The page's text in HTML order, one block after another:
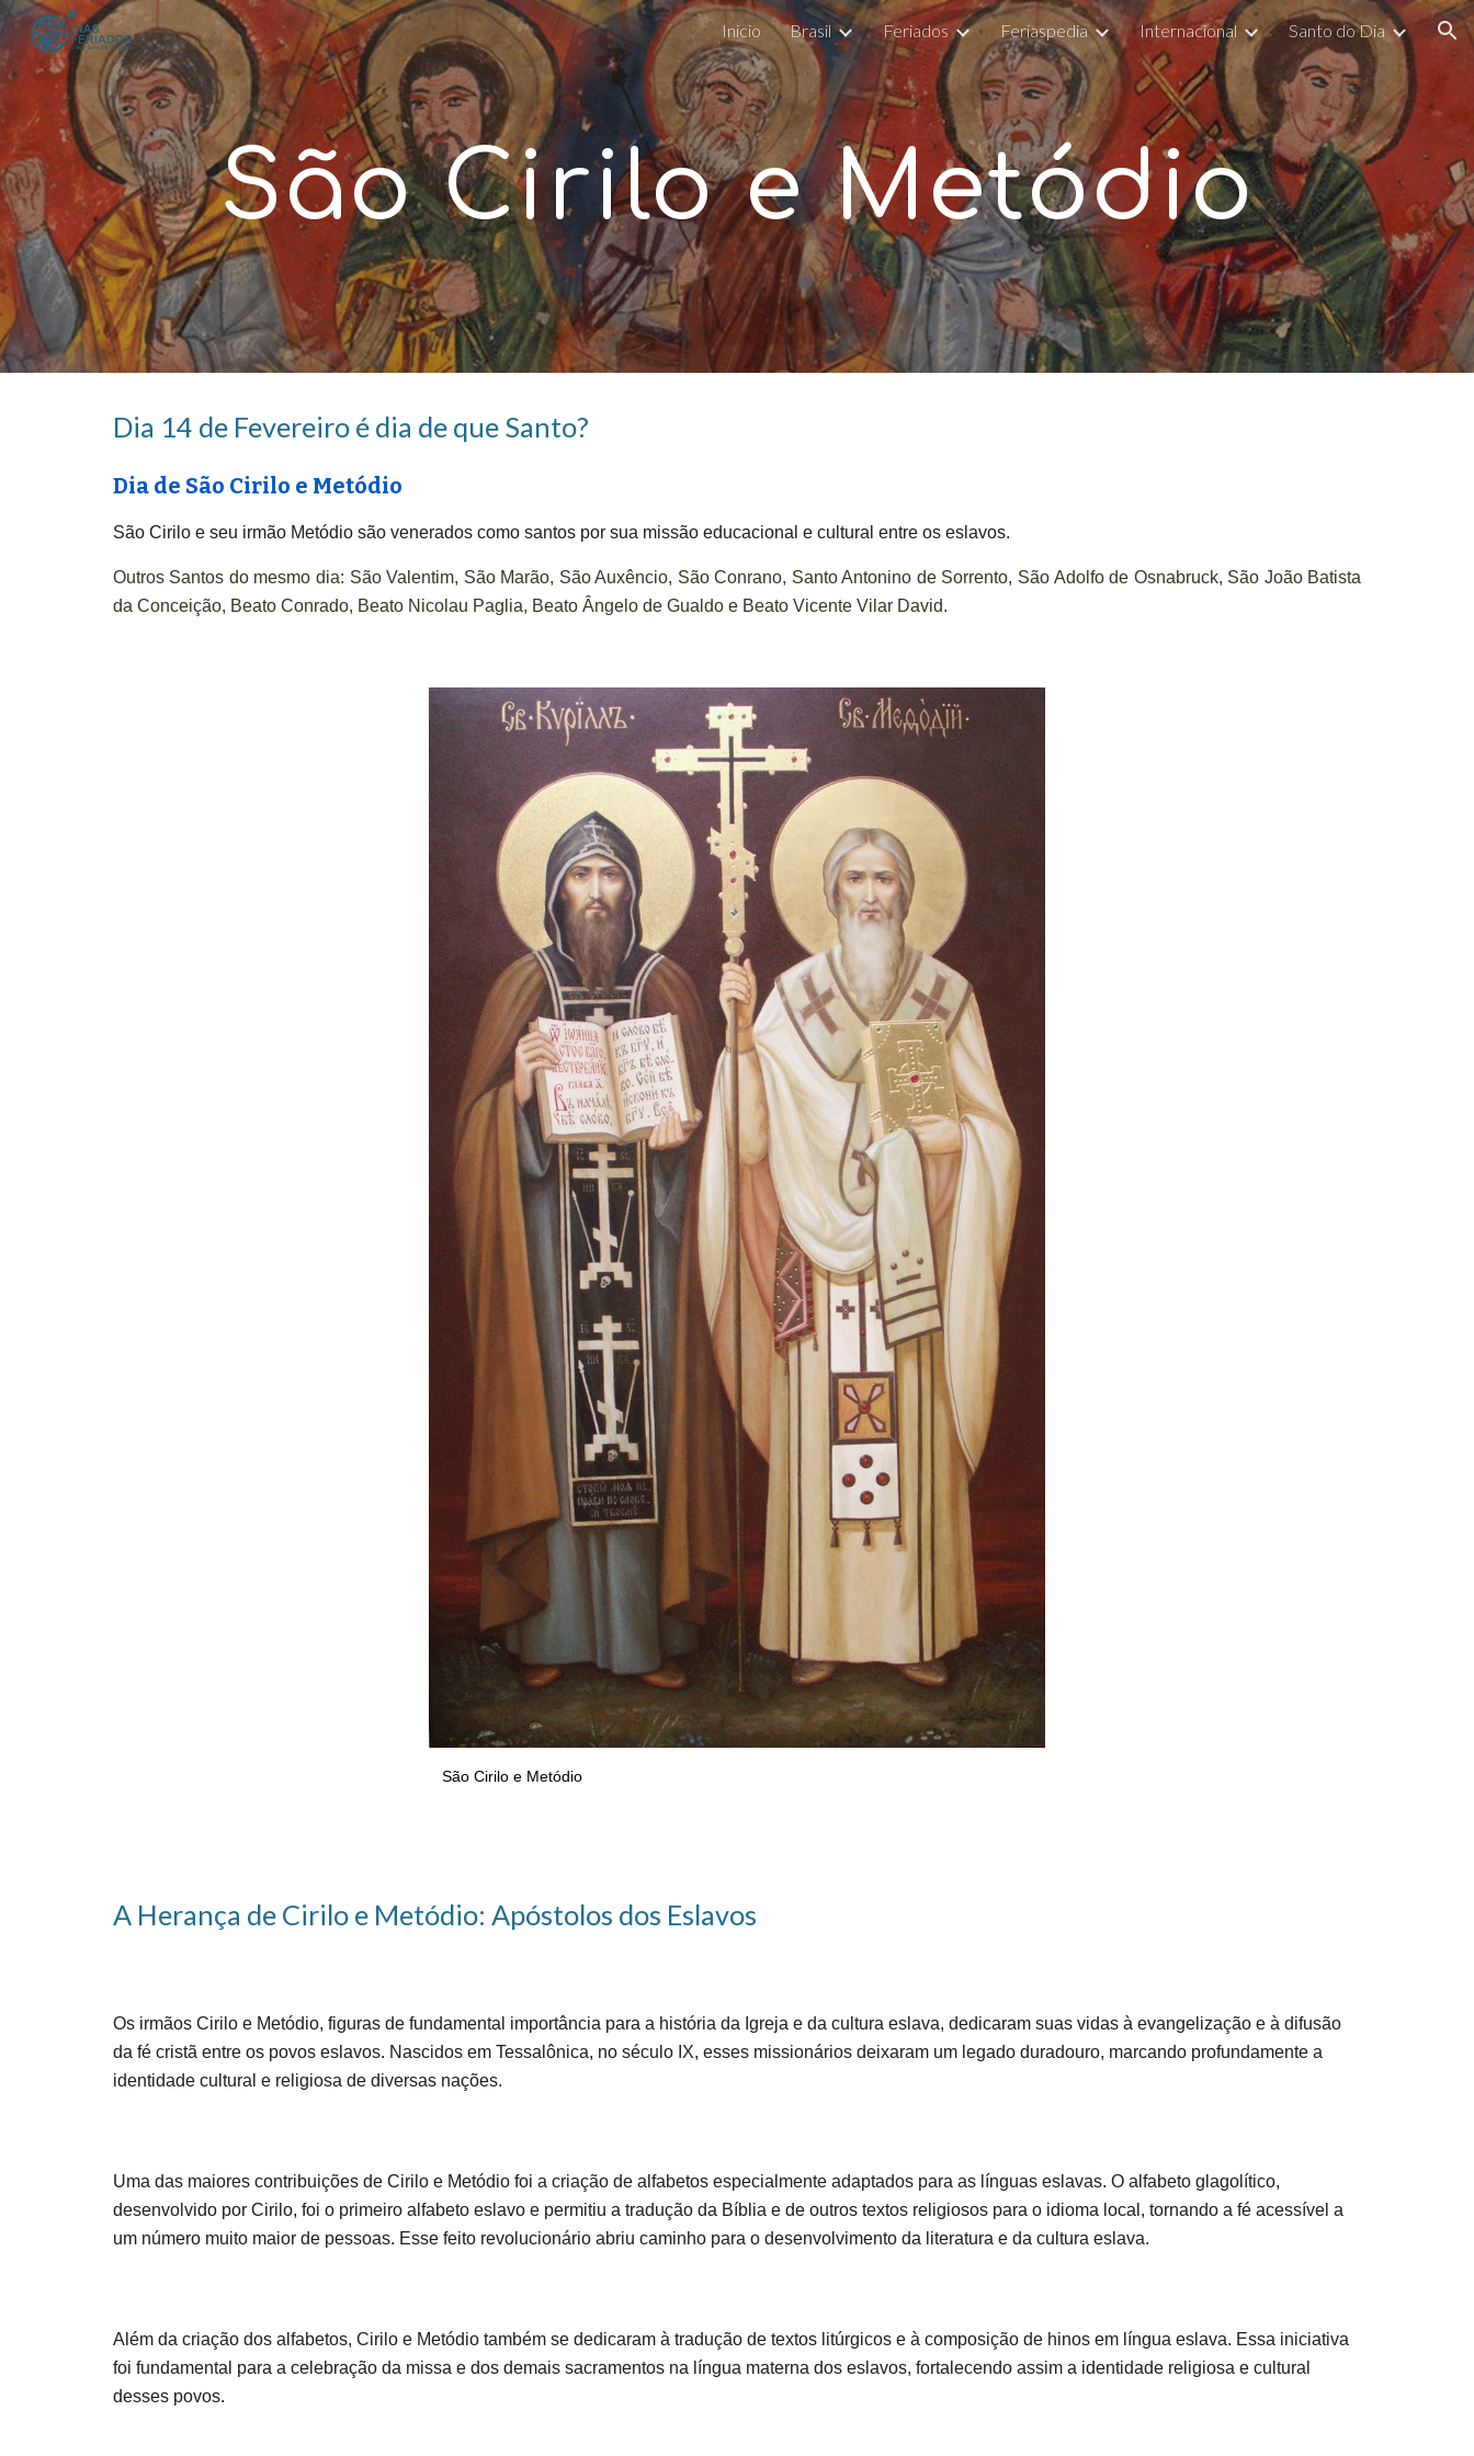
Skip to main content Skip to navigation
Inicio Brasil Feriados Feriaspedia Internacional Santo do Dia
São Cirilo e Metódio
Dia 14 de Fevereiro é dia de que Santo?
Dia de São Cirilo e Metódio
São Cirilo e seu irmão Metódio são venerados como santos por sua missão educacional e cultural entre os eslavos.
Outros Santos do mesmo dia: São Valentim, São Marão, São Auxêncio, São Conrano, Santo Antonino de Sorrento, São Adolfo de Osnabruck, São João Batista
da Conceição, Beato Conrado, Beato Nicolau Paglia, Beato Ângelo de Gualdo e Beato Vicente Vilar David.
São Cirilo e Metódio
A Herança de Cirilo e Metódio: Apóstolos dos Eslavos
Os irmãos Cirilo e Metódio, figuras de fundamental importância para a história da Igreja e da cultura eslava, dedicaram suas vidas à evangelização e à difusão
da fé cristã entre os povos eslavos. Nascidos em Tessalônica, no século IX, esses missionários deixaram um legado duradouro, marcando profundamente a
identidade cultural e religiosa de diversas nações.
Uma das maiores contribuições de Cirilo e Metódio foi a criação de alfabetos especialmente adaptados para as línguas eslavas. O alfabeto glagolítico,
desenvolvido por Cirilo, foi o primeiro alfabeto eslavo e permitiu a tradução da Bíblia e de outros textos religiosos para o idioma local, tornando a fé acessível a
um número muito maior de pessoas. Esse feito revolucionário abriu caminho para o desenvolvimento da literatura e da cultura eslava.
Além da criação dos alfabetos, Cirilo e Metódio também se dedicaram à tradução de textos litúrgicos e à composição de hinos em língua eslava. Essa iniciativa
foi fundamental para a celebração da missa e dos demais sacramentos na língua materna dos eslavos, fortalecendo assim a identidade religiosa e cultural
desses povos.